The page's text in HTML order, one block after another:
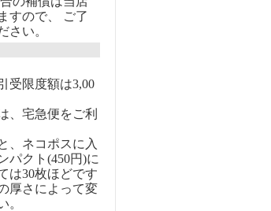
すので、 ご了
さい。
受限度額は3,00
、宅急便をご利
、ネコポスに入
パクト(450円)に
は30枚ほどです
厚さによって変
。